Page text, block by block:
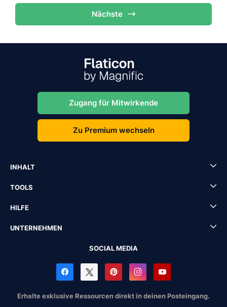
Nächste
Zugang für Mitwirkende
Zu Premium wechseln
INHALT
TOOLS
HILFE
UNTERNEHMEN
SOCIAL MEDIA
Erhalte exklusive Ressourcen direkt in deinen Posteingang.